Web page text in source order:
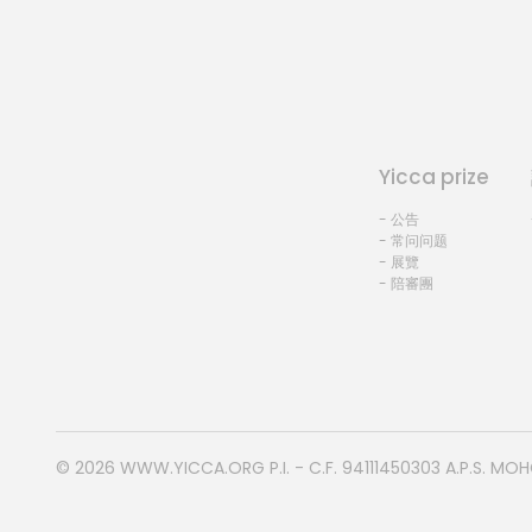
Yicca prize
- 公告
- 常问问题
- 展覽
- 陪審團
© 2026 WWW.YICCA.ORG P.I. - C.F. 94111450303 A.P.S.